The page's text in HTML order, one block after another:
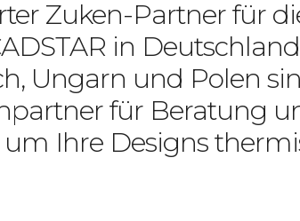
Zuken-Partner für
in
Ungarn und Polen
für Beratung
Ihre Designs